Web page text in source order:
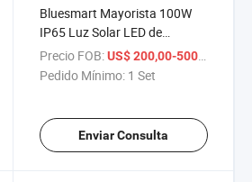
Bluesmart Mayorista 100W
IP65 Luz Solar LED de
Inundación para Exterior
Precio FOB: US$ 200,00-500,00
Pedido Mínimo: 1 Set
Enviar Consulta